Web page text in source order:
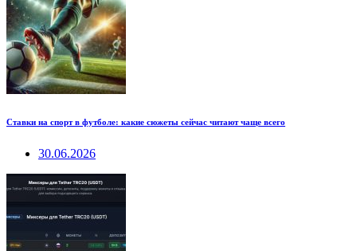
Ставки на спорт в футболе: какие сюжеты сейчас читают чаще всего
30.06.2026